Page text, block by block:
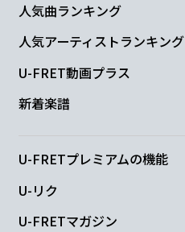
人気曲ランキング
人気アーティストランキング
U-FRET動画プラス
新着楽譜
U-FRETプレミアムの機能
U-リク
U-FRETマガジン